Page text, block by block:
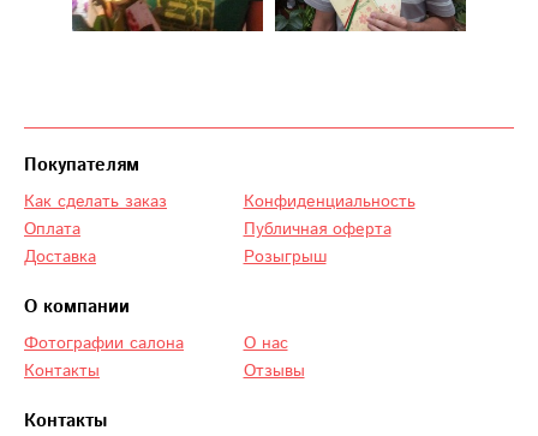
Контакты
Покупателям
Как сделать заказ
Оплата
Доставка
Конфиденциальность
Публичная оферта
Розыгрыш
О компании
Фотографии салона
Контакты
О нас
Отзывы